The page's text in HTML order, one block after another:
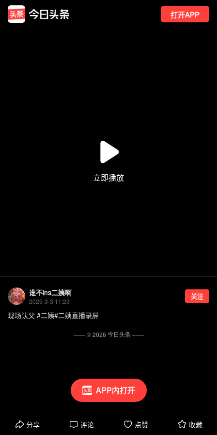
打开APP
APP内打开
谁不ins二姨啊
2025-3-3 11:23
关注
现场认父 #二姨#二姨直播录屏
分享 评论 点赞 收藏
—— ©2026 今日头条——